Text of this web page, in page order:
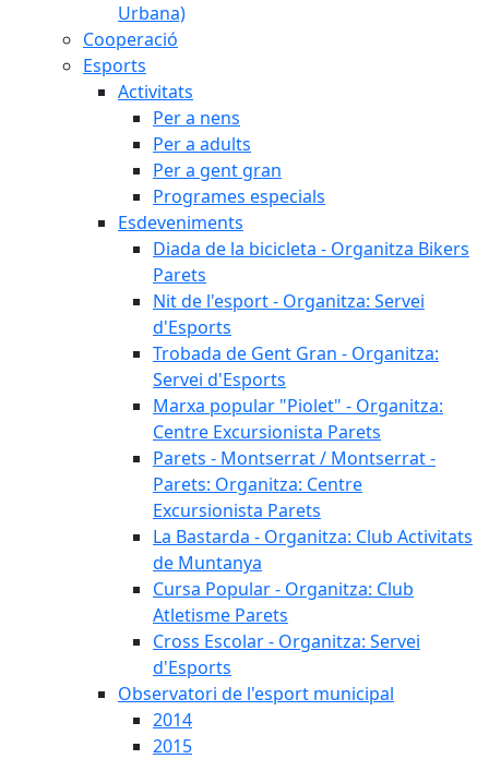
Urbana)
Cooperació
Esports
Activitats
Per a nens
Per a adults
Per a gent gran
Programes especials
Esdeveniments
Diada de la bicicleta - Organitza Bikers
Parets
Nit de l'esport - Organitza: Servei
d'Esports
Trobada de Gent Gran - Organitza:
Servei d'Esports
Marxa popular "Piolet" - Organitza:
Centre Excursionista Parets
Parets - Montserrat / Montserrat -
Parets: Organitza: Centre
Excursionista Parets
La Bastarda - Organitza: Club Activitats
de Muntanya
Cursa Popular - Organitza: Club
Atletisme Parets
Cross Escolar - Organitza: Servei
d'Esports
Observatori de l'esport municipal
2014
2015